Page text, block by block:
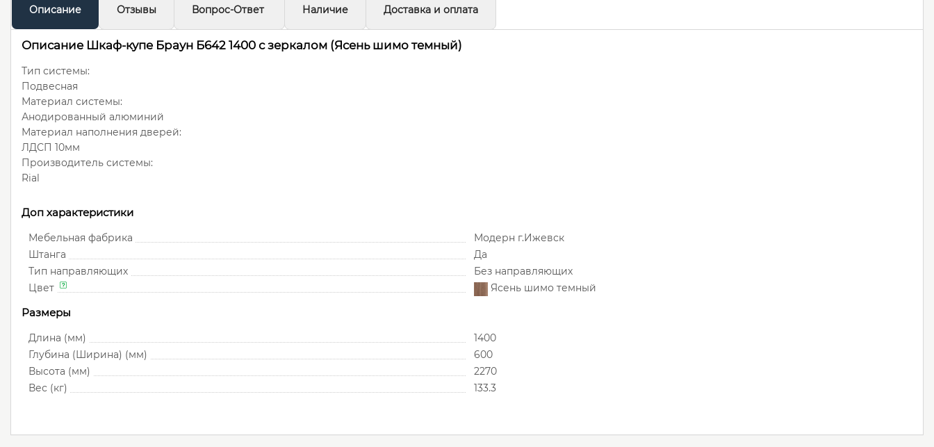
Описание Отзывы Вопрос-Ответ Наличие Доставка и оплата
Описание Шкаф-купе Браун Б642 1400 с зеркалом (Ясень шимо темный)
Тип системы:
Подвесная
Материал системы:
Анодированный алюминий
Материал наполнения дверей:
ЛДСП 10мм
Производитель системы:
Rial
Доп характеристики
Мебельная фабрика
Модерн г.Ижевск
Штанга
Да
Тип направляющих
Без направляющих
Цвет
Ясень шимо темный
Размеры
Длина (мм)
1400
Глубина (Ширина) (мм)
600
Высота (мм)
2270
Вес (кг)
133.3